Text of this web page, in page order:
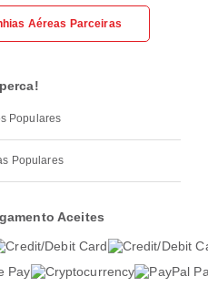
Aéreas Parceiras
Populares
Populares
Aceites